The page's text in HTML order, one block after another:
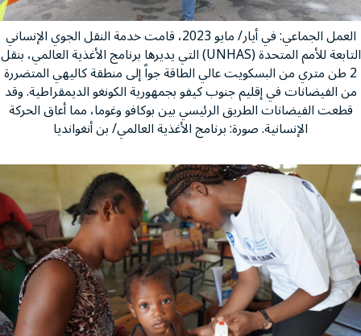
العمل الجماعي: في أيار/ مايو 2023، قامت خدمة النقل الجوي الإنساني
التابعة للأمم المتحدة (UNHAS) التي يديرها برنامج الأغذية العالمي، بنقل
2 طن متري من البسكويت عالي الطاقة جواً إلى منطقة كاليهي المتضررة
من الفيضانات في إقليم جنوب كيفو بجمهورية الكونغو الديمقراطية. وقد
قطعت الفيضانات الطريق الرئيسي بين بوكافو وغوما، مما أعاق الحركة
الإنسانية. صورة: برنامج الأغذية العالمي/ بن أنغوانديا